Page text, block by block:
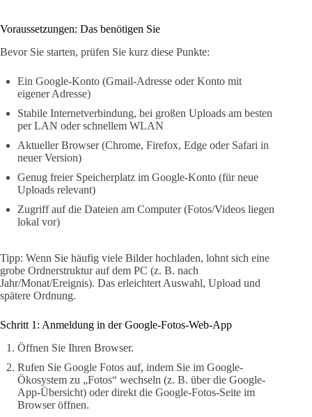
Voraussetzungen: Das benötigen Sie
Bevor Sie starten, prüfen Sie kurz diese Punkte:
Ein Google-Konto (Gmail-Adresse oder Konto mit
eigener Adresse)
Stabile Internetverbindung, bei großen Uploads am besten
per LAN oder schnellem WLAN
Aktueller Browser (Chrome, Firefox, Edge oder Safari in
neuer Version)
Genug freier Speicherplatz im Google-Konto (für neue
Uploads relevant)
Zugriff auf die Dateien am Computer (Fotos/Videos liegen
lokal vor)
Tipp: Wenn Sie häufig viele Bilder hochladen, lohnt sich eine
grobe Ordnerstruktur auf dem PC (z. B. nach
Jahr/Monat/Ereignis). Das erleichtert Auswahl, Upload und
spätere Ordnung.
Schritt 1: Anmeldung in der Google-Fotos-Web-App
Öffnen Sie Ihren Browser.
Rufen Sie Google Fotos auf, indem Sie im Google-
Ökosystem zu „Fotos“ wechseln (z. B. über die Google-
App-Übersicht) oder direkt die Google-Fotos-Seite im
Browser öffnen.